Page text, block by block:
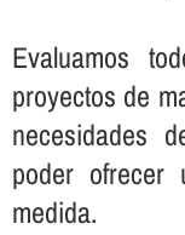
Evaluamos
proyectos de
necesidades
poder ofrecer
medida.